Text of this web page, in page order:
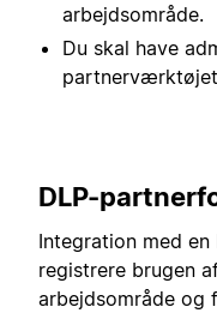
arbejdsområde.
Du skal have
DLP-
Integration med
registrere brugen
arbejdsområde og